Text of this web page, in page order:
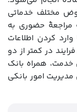
مختلف خدماتی
مراجعۀ حضوری به
کردن اطلاعات
در کمتر از دو
همراه بانک
مدیریت امور بانکی